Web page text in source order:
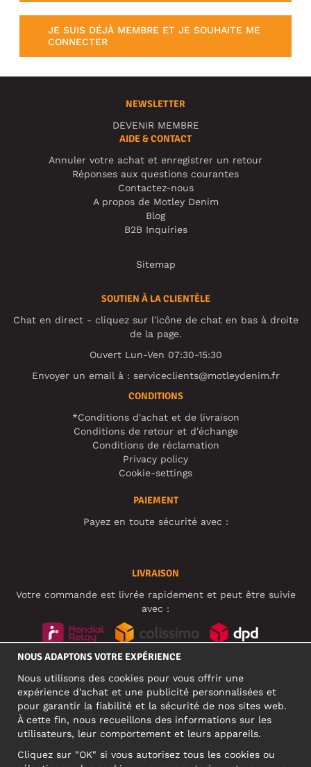
JE SUIS DÉJÀ MEMBRE ET JE SOUHAITE ME
CONNECTER
NEWSLETTER
DEVENIR MEMBRE
AIDE & CONTACT
Annuler votre achat et enregistrer un retour
Réponses aux questions courantes
Contactez-nous
A propos de Motley Denim
Blog
B2B Inquiries
Sitemap
SOUTIEN À LA CLIENTÈLE
Chat en direct - cliquez sur l'icône de chat en bas à droite
de la page.
Ouvert Lun-Ven 07:30-15:30
Envoyer un email à : serviceclients@motleydenim.fr
CONDITIONS
*Conditions d'achat et de livraison
Conditions de retour et d'échange
Conditions de réclamation
Privacy policy
Cookie-settings
PAIEMENT
Payez en toute sécurité avec :
LIVRAISON
Votre commande est livrée rapidement et peut être suivie
avec :
ADRESSE PROFESSIONNELLE
Narva mnt 5, EE-10117 Tallinn
NOUS ADAPTONS VOTRE EXPÉRIENCE
Nous utilisons des cookies pour vous offrir une
expérience d'achat et une publicité personnalisées et
pour garantir la fiabilité et la sécurité de nos sites web.
À cette fin, nous recueillons des informations sur les
utilisateurs, leur comportement et leurs appareils.
Cliquez sur "OK" si vous autorisez tous les cookies ou